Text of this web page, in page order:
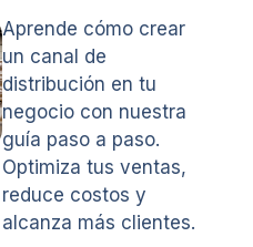
Aprende cómo crear
un canal de
distribución en tu
negocio con nuestra
guía paso a paso.
Optimiza tus ventas,
reduce costos y
alcanza más clientes.